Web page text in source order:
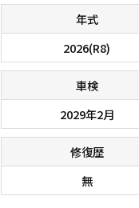
年式
2026(R8)
車検
2029年2月
修復歴
無